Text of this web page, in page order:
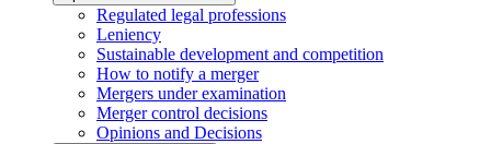
Regulated legal professions
Leniency
Sustainable development and competition
How to notify a merger
Mergers under examination
Merger control decisions
Opinions and Decisions